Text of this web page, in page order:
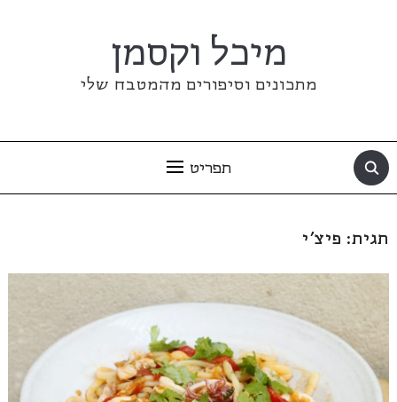
מיכל וקסמן
מתכונים וסיפורים מהמטבח שלי
תפריט
תגית: פיצ'י